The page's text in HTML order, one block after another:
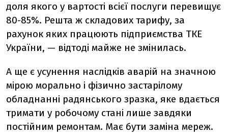
доля якого у вартості всієї послуги перевищує
80-85%. Решта ж складових тарифу, за
рахунок яких працюють підприємства ТКЕ
України, — відтоді майже не змінилась.
А ще є усунення наслідків аварій на значною
мірою морально і фізично застарілому
обладнанні радянського зразка, яке вдається
тримати у робочому стані лише завдяки
постійним ремонтам. Має бути заміна мереж.